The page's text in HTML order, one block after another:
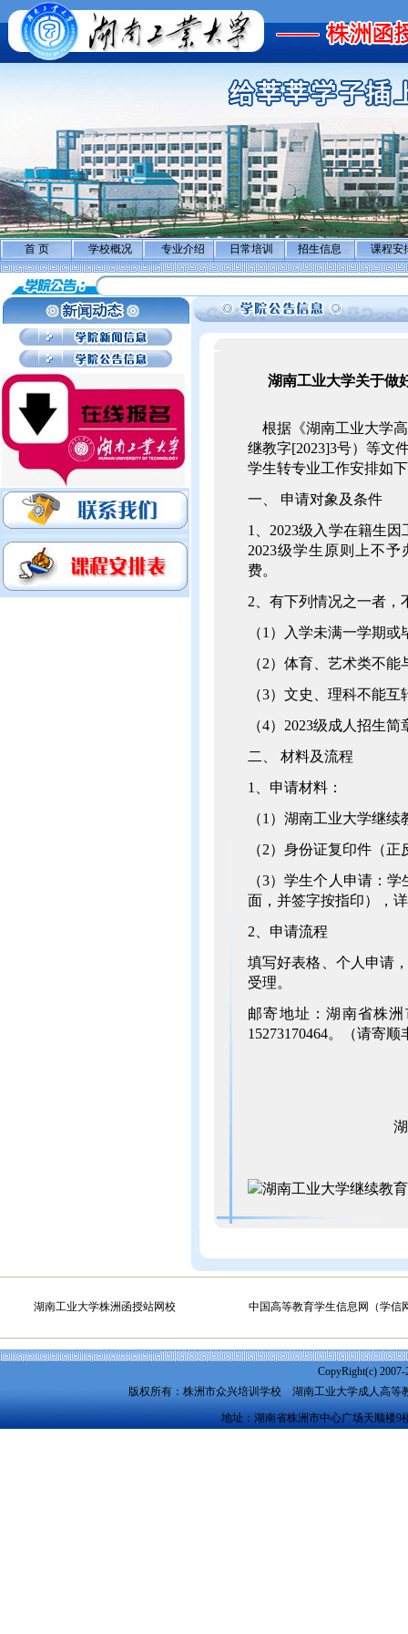
首 页 学校概况 专业介绍 日常培训 招生信息 课程安
湖南工业大学关于做
根据《湖南工业大学
继教字[2023]3号）等文
学生转专业工作安排如
一、 申请对象及条件
1、2023级入学在籍生
2023级学生原则上不
费。
2、有下列情况之一者，
（1）入学未满一学期
（2）体育、艺术类不
（3）文史、理科不能
（4）2023级成人招生
二、 材料及流程
1、申请材料：
（1）湖南工业大学继
（2）身份证复印件（
（3）学生个人申请：
面，并签字按指印），
2、申请流程
填写好表格、个人申请
受理。
邮寄地址：湖南省株
15273170464。（请寄顺
湖南工业大
湖南工业大学继续教
湖南工业大学株洲函授站网校 中国高等教育学生信息网（学信
CopyRight(c)
版权所有：株洲市众兴培训学校 湖南工业大学成人高等
地址：湖南省株洲市中心广场天顺楼